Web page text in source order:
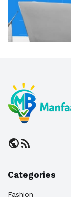
publicrss_feed
Categories
Fashion